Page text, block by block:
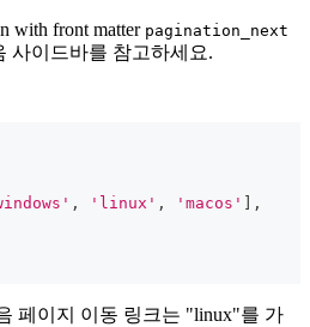
with front matter pagination_next
사이드바를 참고하세요.
, 'linux' , 'macos' ] ,
페이지 이동 링크는 "linux"를 가